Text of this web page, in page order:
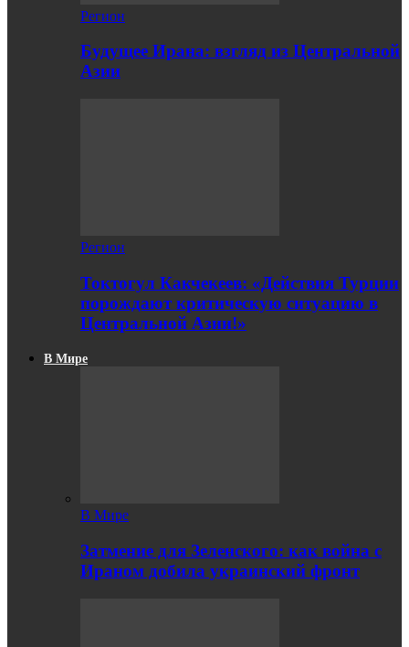
Регион
Будущее Ирана: взгляд из Центральной
Азии
Регион
Токтогул Какчекеев: «Действия Турции
порождают критическую ситуацию в
Центральной Азии!»
В Мире
В Мире
Затмение для Зеленского: как война с
Ираном добила украинский фронт